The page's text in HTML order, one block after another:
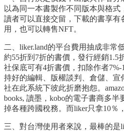
以為同一本書製作不同版本與格
讀者可以直接交留，下載的書享有
用，也可以轉售NFT。
二、liker.land的平台費用抽成非常
約55折到7折的書價，發行經銷1.5
社保底可有4折書價，扣除作者
持好的編輯、版權談判、倉儲、宣
社在此系統下彼此折磨抱怨。
books, 讀墨，kobo的電子書商多
掉各種跨國稅務。而liker只拿10％
三、對台灣使用者來說，最棒的是